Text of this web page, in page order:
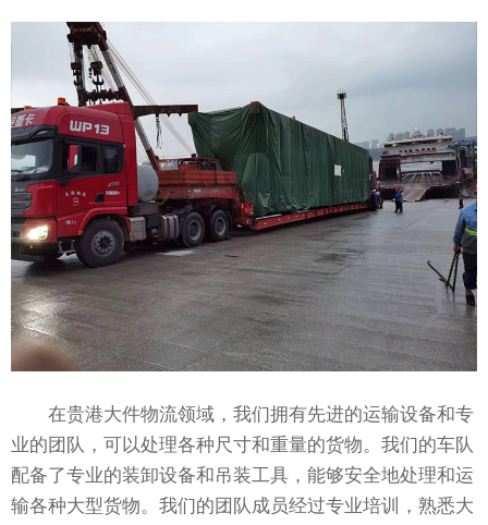
在贵港大件物流领域，我们拥有先进的运输设备和专
业的团队，可以处理各种尺寸和重量的货物。我们的车队
配备了专业的装卸设备和吊装工具，能够安全地处理和运
输各种大型货物。我们的团队成员经过专业培训，熟悉大